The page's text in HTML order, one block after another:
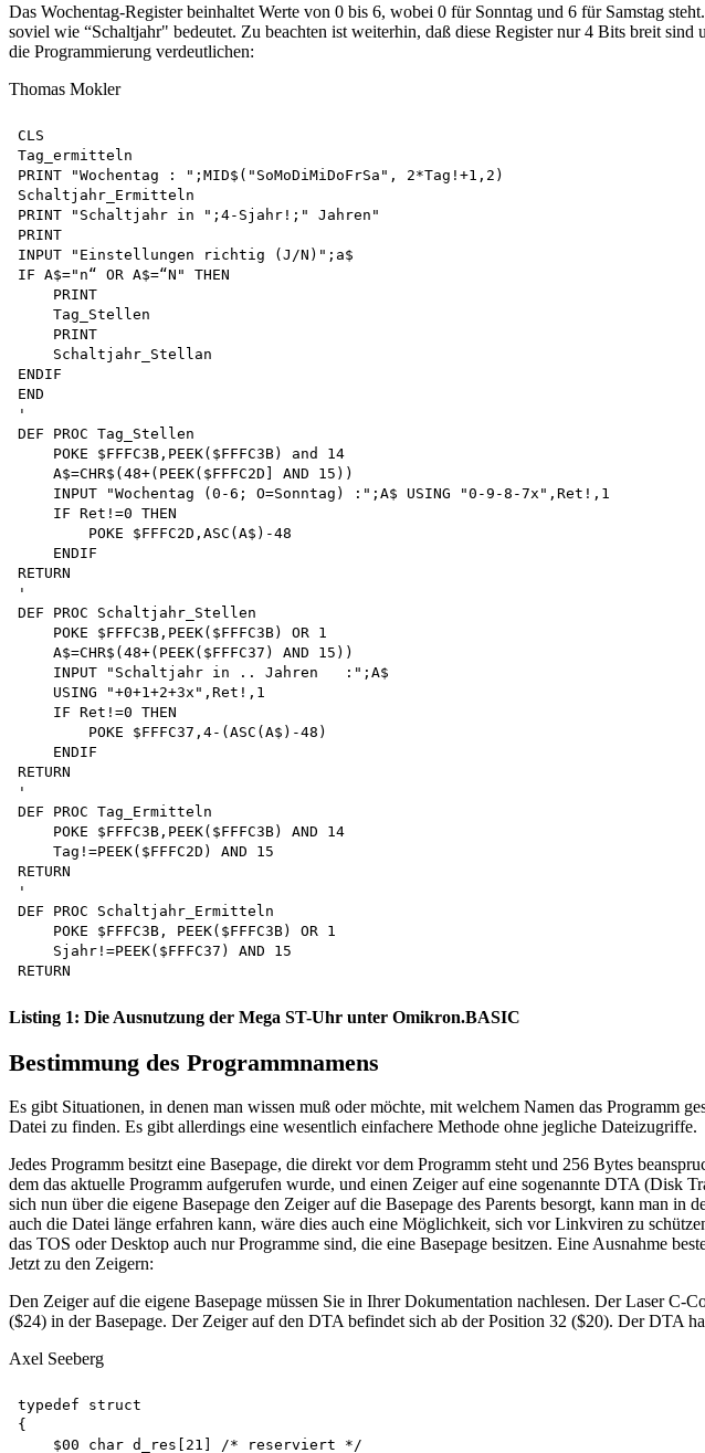
Das Wochentag-Register beinhaltet Werte von 0 bis 6, wobei 0 für Sonntag und 6 für Samstag
soviel wie “Schaltjahr" bedeutet. Zu beachten ist weiterhin, daß diese Register nur 4 Bits breit
die Programmierung verdeutlichen:
Thomas Mokler
CLS
Tag_ermitteln
PRINT "Wochentag : ";MID$("SoMoDiMiDoFrSa", 2*Tag!+1,2)
Schaltjahr_Ermitteln
PRINT "Schaltjahr in ";4-Sjahr!;" Jahren"
PRINT
INPUT "Einstellungen richtig (J/N)";a$
IF A$="n“ OR A$=“N" THEN
    PRINT
    Tag_Stellen
    PRINT
    Schaltjahr_Stellan
ENDIF
END
'
DEF PROC Tag_Stellen
    POKE $FFFC3B,PEEK($FFFC3B) and 14
    A$=CHR$(48+(PEEK($FFFC2D] AND 15))
    INPUT "Wochentag (0-6; O=Sonntag) :";A$ USING "0-9-8-7x",Ret!,1
    IF Ret!=0 THEN
        POKE $FFFC2D,ASC(A$)-48
    ENDIF
RETURN
'
DEF PROC Schaltjahr_Stellen
    POKE $FFFC3B,PEEK($FFFC3B) OR 1
    A$=CHR$(48+(PEEK($FFFC37) AND 15))
    INPUT "Schaltjahr in .. Jahren   :";A$
    USING "+0+1+2+3x",Ret!,1
    IF Ret!=0 THEN
        POKE $FFFC37,4-(ASC(A$)-48)
    ENDIF
RETURN
'
DEF PROC Tag_Ermitteln
    POKE $FFFC3B,PEEK($FFFC3B) AND 14
    Tag!=PEEK($FFFC2D) AND 15
RETURN
'
DEF PROC Schaltjahr_Ermitteln
    POKE $FFFC3B, PEEK($FFFC3B) OR 1
    Sjahr!=PEEK($FFFC37) AND 15
Listing 1: Die Ausnutzung der Mega ST-Uhr unter Omikron.BASIC
Bestimmung des Programmnamens
Es gibt Situationen, in denen man wissen muß oder möchte, mit welchem Namen das Programm
Datei zu finden. Es gibt allerdings eine wesentlich einfachere Methode ohne jegliche Dateizugriffe.
Jedes Programm besitzt eine Basepage, die direkt vor dem Programm steht und 256 Bytes
dem das aktuelle Programm aufgerufen wurde, und einen Zeiger auf eine sogenannte DTA (Disk
sich nun über die eigene Basepage den Zeiger auf die Basepage des Parents besorgt, kann man
auch die Datei länge erfahren kann, wäre dies auch eine Möglichkeit, sich vor Linkviren zu
das TOS oder Desktop auch nur Programme sind, die eine Basepage besitzen. Eine Ausnahme
Jetzt zu den Zeigern:
Den Zeiger auf die eigene Basepage müssen Sie in Ihrer Dokumentation nachlesen. Der Laser
($24) in der Basepage. Der Zeiger auf den DTA befindet sich ab der Position 32 ($20). Der DTA
Axel Seeberg
typedef struct
{
    $00 char d_res[21] /* reserviert */